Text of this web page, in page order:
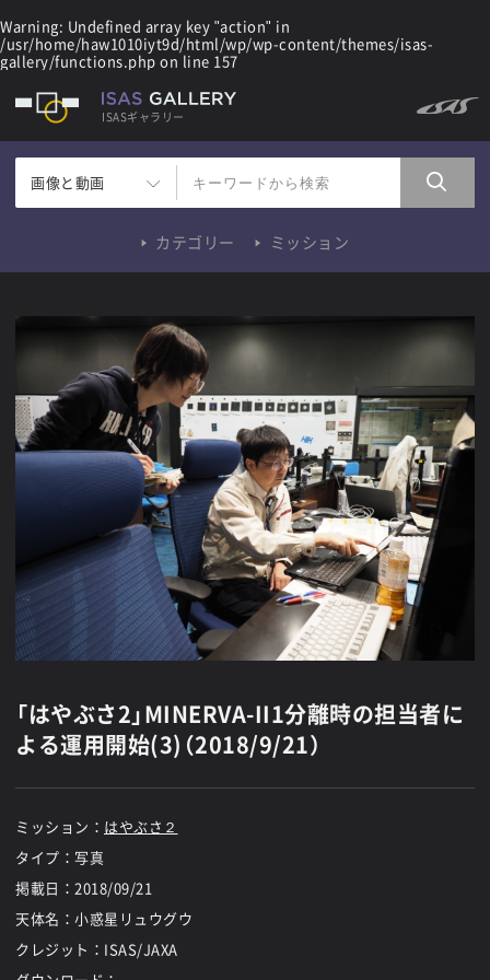
Warning: Undefined array key "action" in
/usr/home/haw1010iyt9d/html/wp/wp-content/themes/isas-
gallery/functions.php on line 157
ISASギャラリー
画像と動画
カテゴリー ミッション
「はやぶさ2」MINERVA-II1分離時の担当者に
よる運用開始(3)（2018/9/21）
ミッション： はやぶさ２
タイプ：写真
掲載日： 2018/09/21
天体名：小惑星リュウグウ
クレジット：ISAS/JAXA